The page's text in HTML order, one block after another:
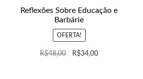
Reflexões Sobre Educação e
Barbárie
OFERTA!
R$48,00 R$34,00